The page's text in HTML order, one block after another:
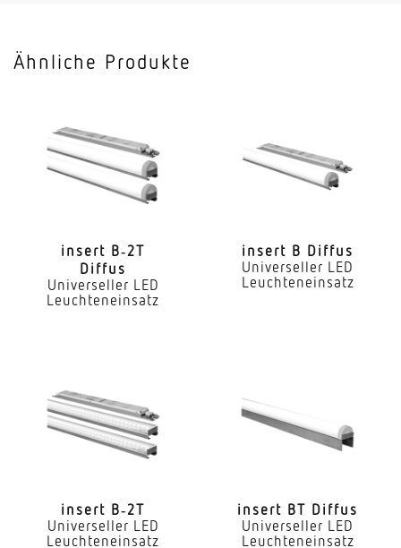
Dimmung DALI
Farbtemperatur
2700...6500 K
Geeignet für Lichtbandkonfiguration
Art der Verdrahtung
Leuchtmittel
Ähnliche Produkte
insert B‑2T
Diffus
Universeller LED
Leuchteneinsatz
insert B Diffus
Universeller LED
Leuchteneinsatz
insert B‑2T
Universeller LED
Leuchteneinsatz
insert BT Diffus
Universeller LED
Leuchteneinsatz